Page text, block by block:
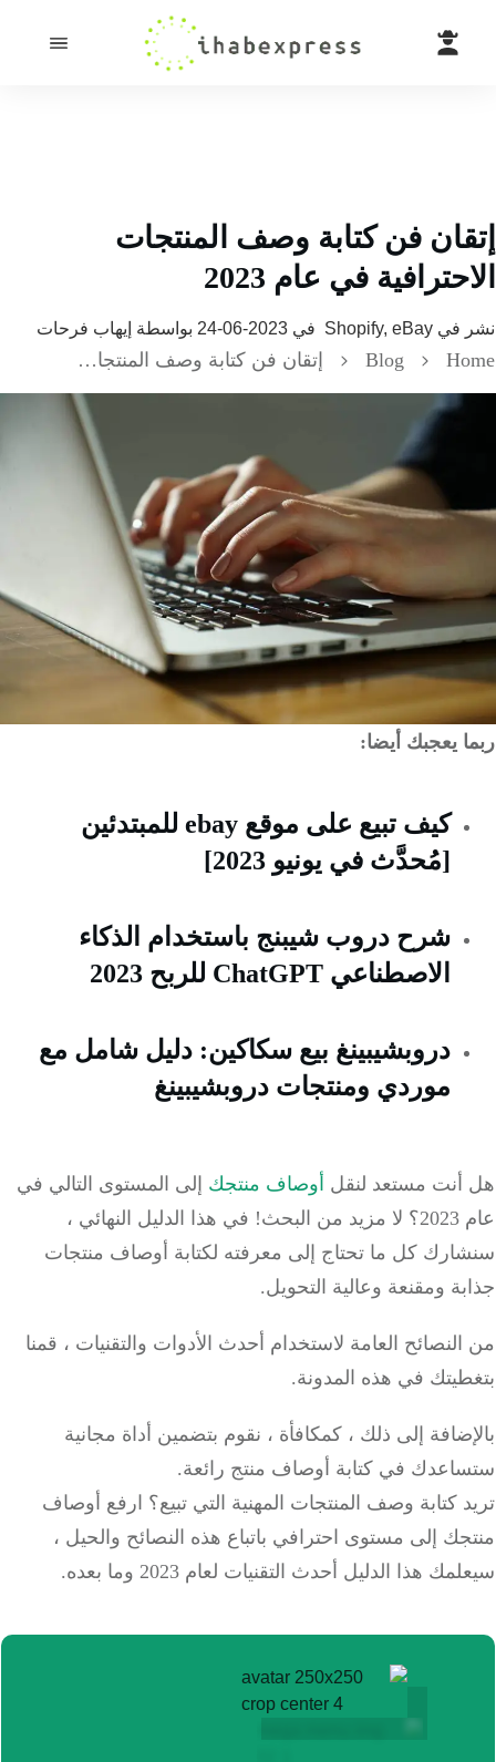
فن كتابة وصف المنتجات
في عام 2023
في Shopify, eBayفي 2023-06-24 بواسطةإيهاب فرحات
Blog إتقان فن كتابة وصف المنتجات الاحترافية في عام 2023
يعجبك أيضا:
كيف تبيع على موقع ebay للمبتدئين
[مُحدَّث في يونيو 2023]
شرح دروب شيبنج باستخدام الذكاء
الاصطناعي ChatGPT للربح 2023
دروبشيبينغ بيع سكاكين: دليل شامل مع
موردي ومنتجات دروبشيبينغ
مستعد لنقلأوصاف منتجكإلى المستوى التالي في
لا مزيد من البحث!في هذا الدليل النهائي ،
كل ما تحتاج إلى معرفته لكتابة أوصاف منتجات
ومقنعة وعالية التحويل.
العامة لاستخدام أحدث الأدوات والتقنيات ، قمنا
في هذه المدونة.
إلى ذلك ، كمكافأة ، نقوم بتضمين أداة مجانية
في كتابة أوصاف منتج رائعة.
كتابة وصف المنتجات المهنية التي تبيع؟ ارفع أوصاف
إلى مستوى احترافي باتباع هذه النصائح والحيل ،
هذا الدليل أحدث التقنيات لعام 2023 وما بعده.